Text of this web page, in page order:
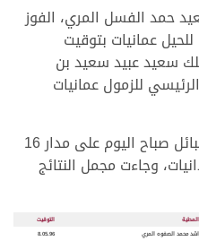
حمد الفسل المري، الفوز
عمانيات بتوقيت
ملك سعيد عبيد سعيد بن
للزمول عمانيات
وتوالت أشواط الحيل والزمول قبائل صباح اليوم على مدار 16
وجاءت مجمل النتائج
التوقيت
محمد الصفوه المري
8.05.96